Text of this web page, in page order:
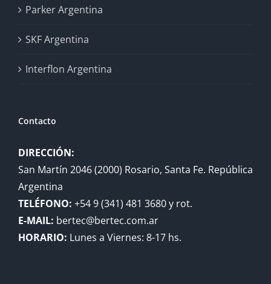
Parker Argentina
SKF Argentina
Interflon Argentina
Contacto
DIRECCIÓN:
San Martín 2046 (2000) Rosario, Santa Fe. República
Argentina
TELÉFONO: +54 9 (341) 481 3680 y rot.
E-MAIL: bertec@bertec.com.ar
HORARIO: Lunes a Viernes: 8-17 hs.